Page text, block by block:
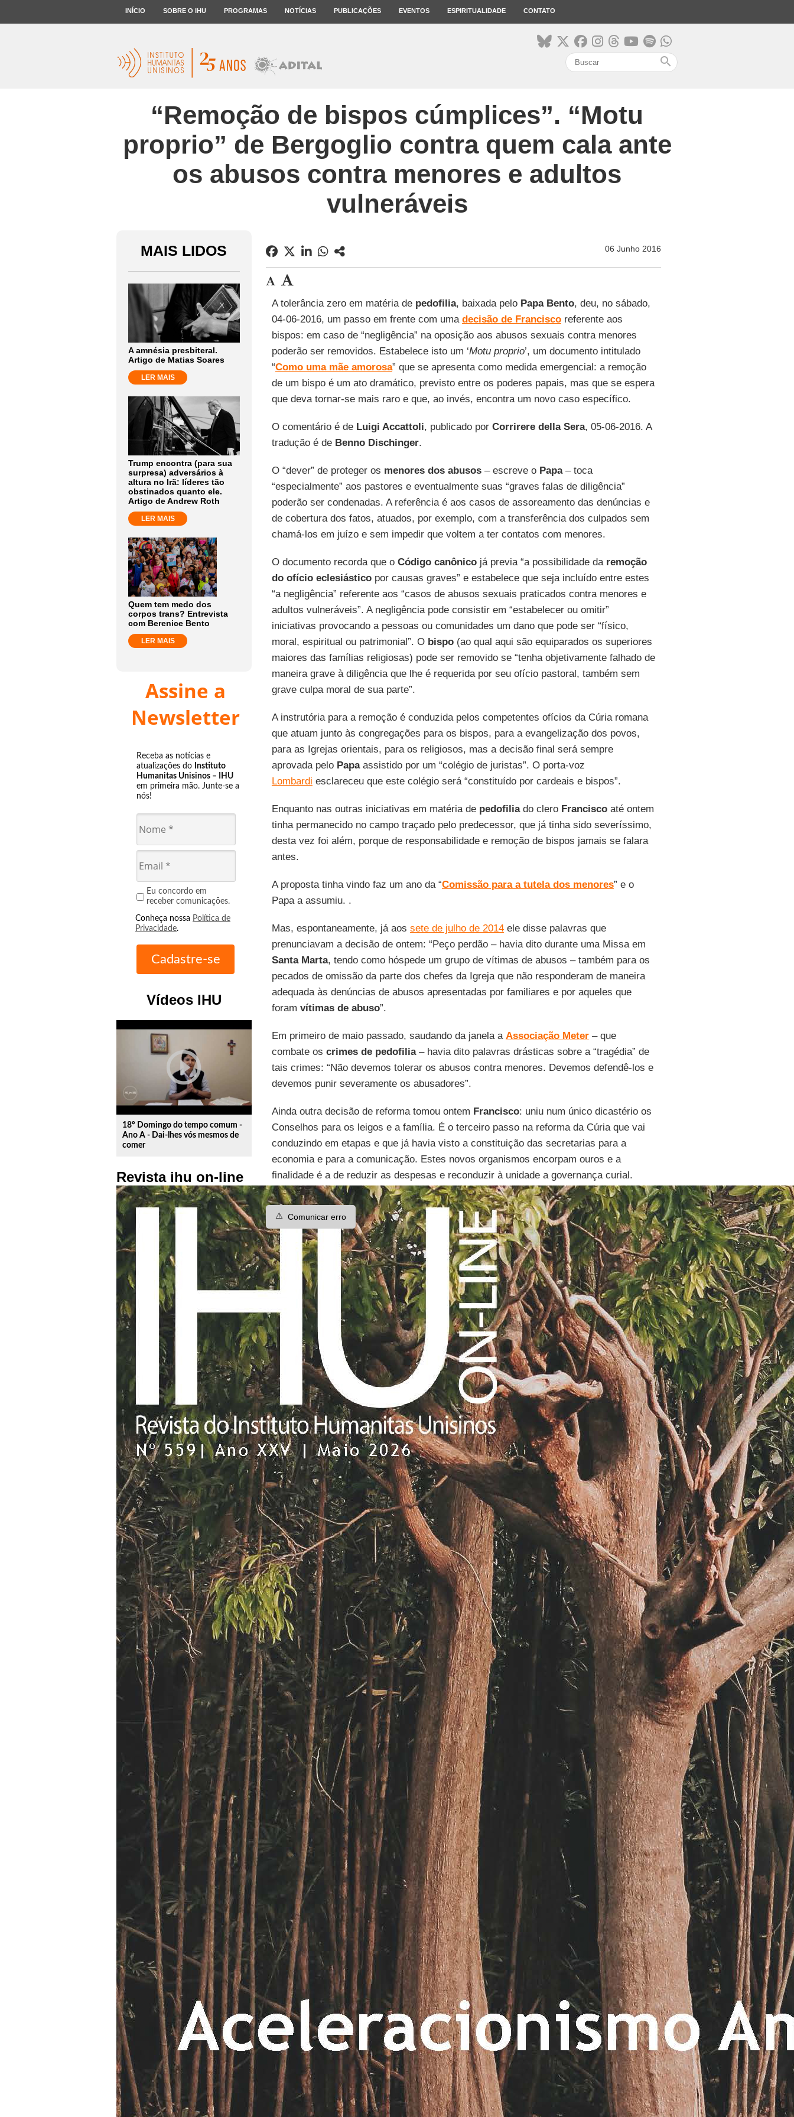
INÍCIO SOBRE O IHU PROGRAMAS NOTÍCIAS PUBLICAÇÕES EVENTOS ESPIRITUALIDADE CONTATO
search
“Remoção de bispos cúmplices”. “Motu
proprio” de Bergoglio contra quem cala ante
os abusos contra menores e adultos
vulneráveis
MAIS LIDOS
A amnésia presbiteral.
Artigo de Matias Soares
LER MAIS
Trump encontra (para sua
surpresa) adversários à
altura no Irã: líderes tão
obstinados quanto ele.
Artigo de Andrew Roth
LER MAIS
Quem tem medo dos
corpos trans? Entrevista
com Berenice Bento
LER MAIS
Assine a
Newsletter
Receba as notícias e
atualizações do Instituto
Humanitas Unisinos – IHU
em primeira mão. Junte-se a
nós!
Eu concordo em
receber comunicações.
Conheça nossa Política de
Privacidade.
Vídeos IHU
play_circle_outline
18º Domingo do tempo comum -
Ano A - Dai-lhes vós mesmos de
comer
Revista ihu on-line
06 Junho 2016
A tolerância zero em matéria de pedofilia, baixada pelo Papa Bento, deu, no sábado,
04-06-2016, um passo em frente com uma decisão de Franciscoreferente aos
bispos: em caso de “negligência” na oposição aos abusos sexuais contra menores
poderão ser removidos. Estabelece isto um ‘Motu proprio’, um documento intitulado
“Como uma mãe amorosa” que se apresenta como medida emergencial: a remoção
de um bispo é um ato dramático, previsto entre os poderes papais, mas que se espera
que deva tornar-se mais raro e que, ao invés, encontra um novo caso específico.
O comentário é de Luigi Accattoli, publicado por Corrirere della Sera, 05-06-2016. A
tradução é de Benno Dischinger.
O “dever” de proteger os menores dos abusos– escreve o Papa– toca
“especialmente” aos pastores e eventualmente suas “graves falas de diligência”
poderão ser condenadas. A referência é aos casos de assoreamento das denúncias e
de cobertura dos fatos, atuados, por exemplo, com a transferência dos culpados sem
chamá-los em juízo e sem impedir que voltem a ter contatos com menores.
O documento recorda que o Código canônicojá previa “a possibilidade daremoção
do ofício eclesiásticopor causas graves” e estabelece que seja incluído entre estes
“a negligência” referente aos “casos de abusos sexuais praticados contra menores e
adultos vulneráveis”. A negligência pode consistir em “estabelecer ou omitir”
iniciativas provocando a pessoas ou comunidades um dano que pode ser “físico,
moral, espiritual ou patrimonial”. O bispo(ao qual aqui são equiparados os superiores
maiores das famílias religiosas) pode ser removido se “tenha objetivamente falhado de
maneira grave à diligência que lhe é requerida por seu ofício pastoral, também sem
grave culpa moral de sua parte”.
A instrutória para a remoção é conduzida pelos competentes ofícios da Cúria romana
que atuam junto às congregações para os bispos, para a evangelização dos povos,
para as Igrejas orientais, para os religiosos, mas a decisão final será sempre
aprovada pelo Papaassistido por um “colégio de juristas”. O porta-voz
Lombardi esclareceu que este colégio será “constituído por cardeais e bispos”.
Enquanto nas outras iniciativas em matéria de pedofiliado clero Franciscoaté ontem
tinha permanecido no campo traçado pelo predecessor, que já tinha sido severíssimo,
desta vez foi além, porque de responsabilidade e remoção de bispos jamais se falara
antes.
A proposta tinha vindo faz um ano da “Comissão para a tutela dos menores” e o
Papa a assumiu. .
Mas, espontaneamente, já aos sete de julho de 2014ele disse palavras que
prenunciavam a decisão de ontem: “Peço perdão – havia dito durante uma Missa em
Santa Marta, tendo como hóspede um grupo de vítimas de abusos – também para os
pecados de omissão da parte dos chefes da Igreja que não responderam de maneira
adequada às denúncias de abusos apresentadas por familiares e por aqueles que
foram vítimas de abuso”.
Em primeiro de maio passado, saudando da janela a Associação Meter– que
combate os crimes de pedofilia– havia dito palavras drásticas sobre a “tragédia” de
tais crimes: “Não devemos tolerar os abusos contra menores. Devemos defendê-los e
devemos punir severamente os abusadores”.
Ainda outra decisão de reforma tomou ontem Francisco: uniu num único dicastério os
Conselhos para os leigos e a família. É o terceiro passo na reforma da Cúria que vai
conduzindo em etapas e que já havia visto a constituição das secretarias para a
economia e para a comunicação. Estes novos organismos encorpam ouros e a
finalidade é a de reduzir as despesas e reconduzir à unidade a governança curial.
⚠️ Comunicar erro